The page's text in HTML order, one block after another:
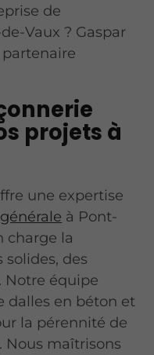
de
Vaux ? Gaspar
partenaire
projets à
une expertise
à Pont-
charge la
des
Notre équipe
dalles en béton et
la pérennité de
Nous maîtrisons